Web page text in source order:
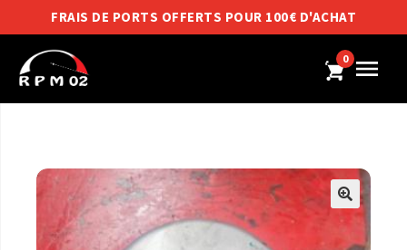
FRAIS DE PORTS OFFERTS POUR 100€ D'ACHAT
0